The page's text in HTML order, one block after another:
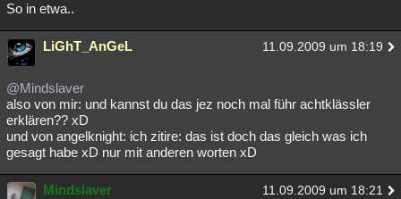
Besucht
Lesenswert Schlüsselwörter
So in etwa..
LiGhT_AnGeL 11.09.2009 um 18:19
@Mindslaver
also von mir: und kannst du das jez noch mal führ achtklässler
erklären?? xD
und von angelknight: ich zitire: das ist doch das gleich was ich
gesagt habe xD nur mit anderen worten xD
Mindslaver 11.09.2009 um 18:21